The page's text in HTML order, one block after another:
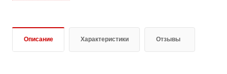
Описание Характеристики Отзывы